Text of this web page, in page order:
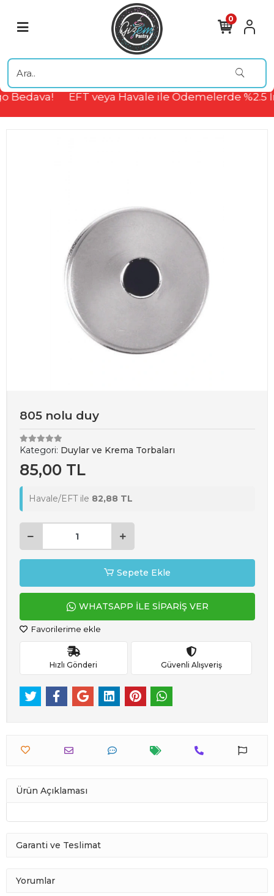
Bedava! EFT veya Havale ile Ödemelerde %2.5
0
805 nolu duy
Kategori: Duylar ve Krema Torbaları
85,00 TL
Havale/EFT ile 82,88 TL
Sepete Ekle
WHATSAPP İLE SİPARİŞ VER
Favorilerime ekle
Hızlı Gönderi Güvenli Alışveriş
Ürün Açıklaması
Garanti ve Teslimat
Yorumlar